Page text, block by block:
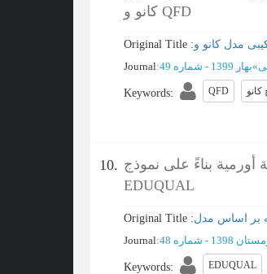
كانو و QFD
Original Title :
Journal: »بهار 1399 - شماره 49
Keywords: QFD كانو
10. أورمية بناءً على نموذج
EDUQUAL
Original Title :
Journal: 1398 - شماره 48
Keywords: EDUQUAL